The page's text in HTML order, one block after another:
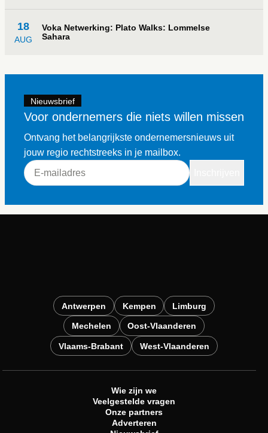
18
AUG
Voka Netwerking: Plato Walks: Lommelse
Sahara
Nieuwsbrief
Voor ondernemers die niets willen missen
Ontvang het belangrijkste ondernemersnieuws uit
jouw regio rechtstreeks in je mailbox.
E-mailadres
Antwerpen Kempen Limburg
Mechelen Oost-Vlaanderen
Vlaams-Brabant West-Vlaanderen
Wie zijn we
Veelgestelde vragen
Onze partners
Adverteren